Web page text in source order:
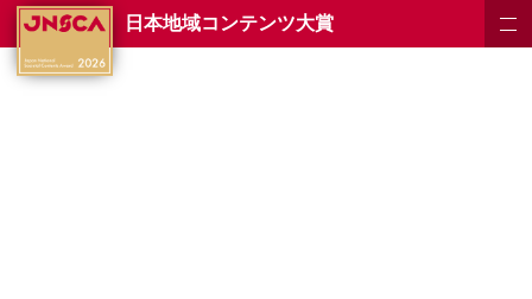
日本地域コンテンツ大賞